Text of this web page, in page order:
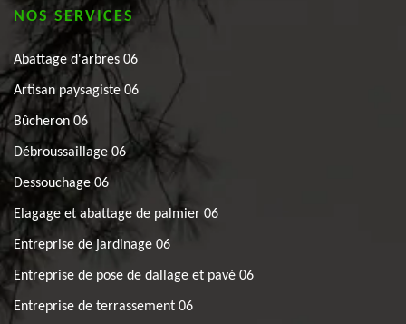
NOS SERVICES
Abattage d'arbres 06
Artisan paysagiste 06
Bûcheron 06
Débroussaillage 06
Dessouchage 06
Elagage et abattage de palmier 06
Entreprise de jardinage 06
Entreprise de pose de dallage et pavé 06
Entreprise de terrassement 06